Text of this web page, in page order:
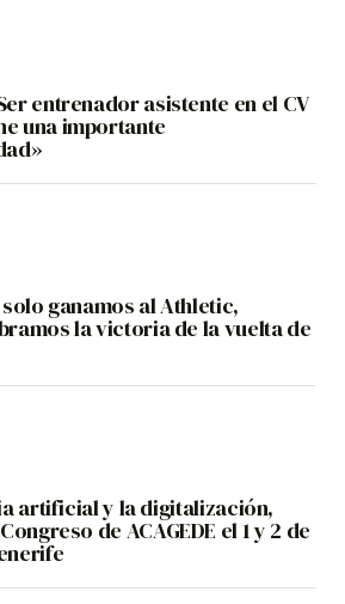
entrenador asistente en el CV
una importante
ganamos al Athletic,
la victoria de la vuelta de
artificial y la digitalización,
de ACAGEDE el 1 y 2 de